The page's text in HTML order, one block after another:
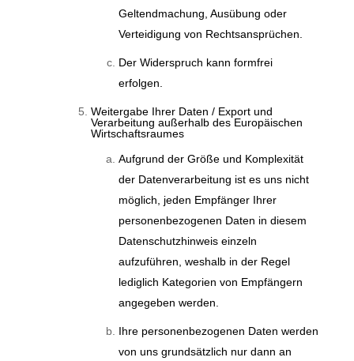
Geltendmachung, Ausübung oder
Verteidigung von Rechtsansprüchen.
Der Widerspruch kann formfrei
erfolgen.
Weitergabe Ihrer Daten / Export und
Verarbeitung außerhalb des Europäischen
Wirtschaftsraumes
Aufgrund der Größe und Komplexität
der Datenverarbeitung ist es uns nicht
möglich, jeden Empfänger Ihrer
personenbezogenen Daten in diesem
Datenschutzhinweis einzeln
aufzuführen, weshalb in der Regel
lediglich Kategorien von Empfängern
angegeben werden.
Ihre personenbezogenen Daten werden
von uns grundsätzlich nur dann an